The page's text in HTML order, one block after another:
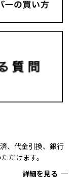
、代金引換、銀行
だけます。
詳細を見る